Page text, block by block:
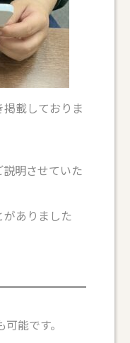
載しておりま
明させていた
ありました
能です。